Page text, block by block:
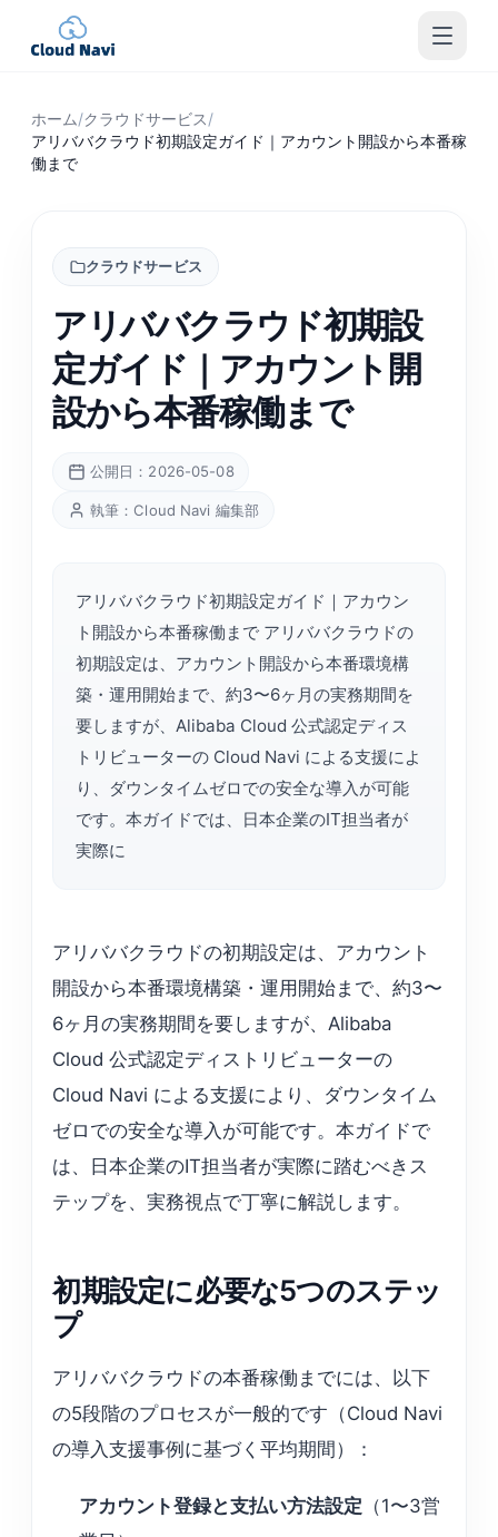
ホーム/クラウドサービス/
アリババクラウド初期設定ガイド｜アカウント開設から本番稼
働まで
クラウドサービス
アリババクラウド初期設
定ガイド｜アカウント開
設から本番稼働まで
公開日：2026-05-08
執筆：Cloud Navi 編集部
アリババクラウド初期設定ガイド｜アカウン
ト開設から本番稼働まで アリババクラウドの
初期設定は、アカウント開設から本番環境構
築・運用開始まで、約3〜6ヶ月の実務期間を
要しますが、Alibaba Cloud 公式認定ディス
トリビューターの Cloud Navi による支援によ
り、ダウンタイムゼロでの安全な導入が可能
です。本ガイドでは、日本企業のIT担当者が
実際に
アリババクラウドの初期設定は、アカウント
開設から本番環境構築・運用開始まで、約3〜
6ヶ月の実務期間を要しますが、Alibaba
Cloud 公式認定ディストリビューターの
Cloud Navi による支援により、ダウンタイム
ゼロでの安全な導入が可能です。本ガイドで
は、日本企業のIT担当者が実際に踏むべきス
テップを、実務視点で丁寧に解説します。
初期設定に必要な5つのステッ
プ
アリババクラウドの本番稼働までには、以下
の5段階のプロセスが一般的です（Cloud Navi
の導入支援事例に基づく平均期間）：
アカウント登録と支払い方法設定 （1〜3営